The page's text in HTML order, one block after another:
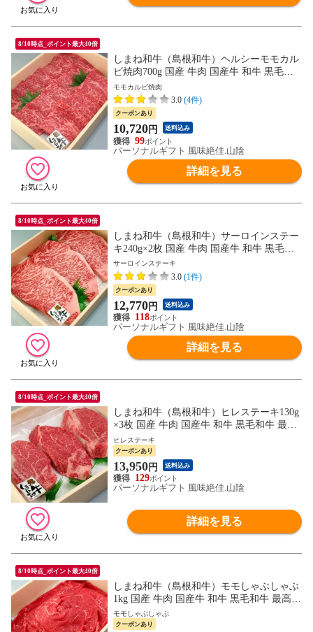
8/10時点_ポイント最大40倍
しまね和牛（島根和牛）ヘルシーモモカル
ビ焼肉700g 国産 牛肉 国産牛 和牛 黒毛和
牛 最高級 特選 厳選 送料無料（北海道・沖
縄を除く）
モモカルビ焼肉
3.0 (4件)
クーポンあり
10,720円 送料込み
99
パーソナルギフト 風味絶佳.山陰
詳細を見る
8/10時点_ポイント最大40倍
しまね和牛（島根和牛）サーロインステー
キ240g×2枚 国産 牛肉 国産牛 和牛 黒毛和
牛 最高級 特選 厳選 送料無料（北海道・沖
縄を除く）
サーロインステーキ
3.0 (1件)
クーポンあり
12,770円 送料込み
118
パーソナルギフト 風味絶佳.山陰
詳細を見る
8/10時点_ポイント最大40倍
しまね和牛（島根和牛）ヒレステーキ130g
×3枚 国産 牛肉 国産牛 和牛 黒毛和牛 最高
級 特選 厳選 送料無料（北海道・沖縄を除
く）
ヒレステーキ
クーポンあり
13,950円 送料込み
129
パーソナルギフト 風味絶佳.山陰
詳細を見る
8/10時点_ポイント最大40倍
しまね和牛（島根和牛）モモしゃぶしゃぶ
1kg 国産 牛肉 国産牛 和牛 黒毛和牛 最高級
特選 厳選 送料無料（北海道・沖縄を除
く）
モモしゃぶしゃぶ
クーポンあり